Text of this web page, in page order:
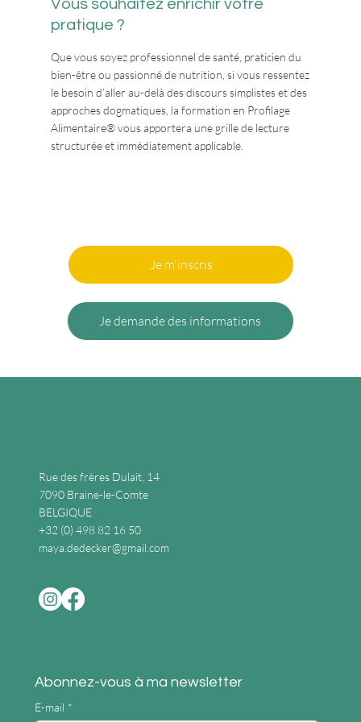
Vous souhaitez enrichir votre
pratique ?
Que vous soyez professionnel de santé, praticien du
bien-être ou passionné de nutrition, si vous ressentez
le besoin d’aller au-delà des discours simplistes et des
approches dogmatiques, la formation en Profilage
Alimentaire® vous apportera une grille de lecture
structurée et immédiatement applicable.
Je m'inscris
Je demande des informations
Rue des frères Dulait, 14
7090 Braine-le-Comte
BELGIQUE
+32 (0) 498 82 16 50
maya.dedecker@gmail.com
Abonnez-vous à ma newsletter
E-mail *